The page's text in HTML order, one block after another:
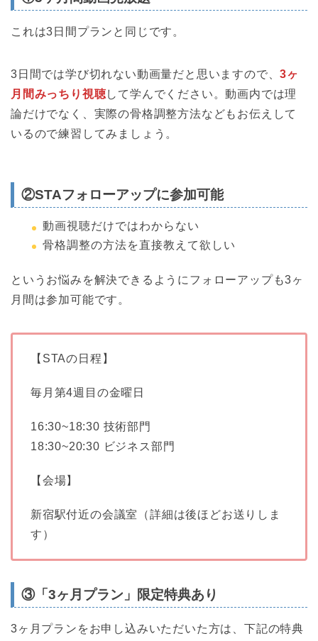
これは3日間プランと同じです。
3日間では学び切れない動画量だと思いますので、3ヶ
月間みっちり視聴して学んでください。動画内では理
論だけでなく、実際の骨格調整方法などもお伝えして
いるので練習してみましょう。
②STAフォローアップに参加可能
動画視聴だけではわからない
骨格調整の方法を直接教えて欲しい
というお悩みを解決できるようにフォローアップも3ヶ
月間は参加可能です。
【STAの日程】
毎月第4週目の金曜日
16:30~18:30 技術部門
18:30~20:30 ビジネス部門
【会場】
新宿駅付近の会議室（詳細は後ほどお送りしま
す）
③「3ヶ月プラン」限定特典あり
3ヶ月プランをお申し込みいただいた方は、下記の特典